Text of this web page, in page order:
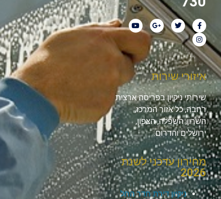
איזורי שירות
שירותי ניקיון בפריסה ארצית
רחבה, כל אזור המרכז,
השרון, השפלה, הצפון,
ירושלים והדרום.
מחירון עדכני לשנת
2026
ניקיון דירת חדר החל